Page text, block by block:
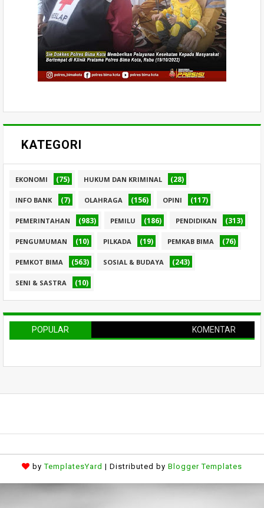
KATEGORI
EKONOMI (75) HUKUM DAN KRIMINAL (28)
INFO BANK (7) OLAHRAGA (156) OPINI (117)
PEMERINTAHAN (983) PEMILU (186) PENDIDIKAN (313)
PENGUMUMAN (10) PILKADA (19) PEMKAB BIMA (76)
PEMKOT BIMA (563) SOSIAL & BUDAYA (243)
SENI & SASTRA (10)
POPULAR KOMENTAR
byTemplatesYard | Distributed by Blogger Templates